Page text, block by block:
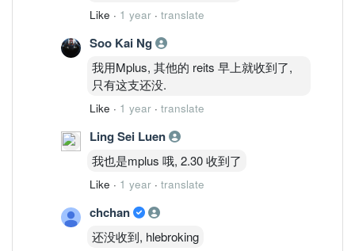
Like · 1 year · translate
Soo Kai Ng
我用Mplus, 其他的 reits 早上就收到了,
只有这支还没.
Like · 1 year · translate
Ling Sei Luen
我也是mplus 哦, 2.30 收到了
Like · 1 year · translate
chchan
还没收到, hlebroking